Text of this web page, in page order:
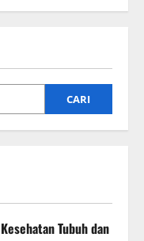
CARI
Tubuh dan